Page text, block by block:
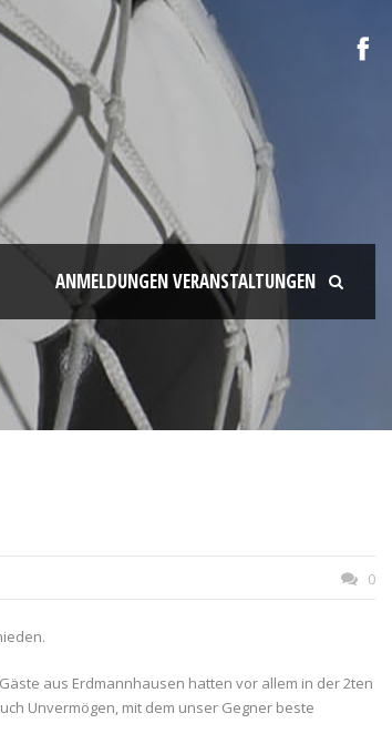
ANMELDUNGEN VERANSTALTUNGEN
0
aus Erdmannhausen hatten vor allem in der 2ten
Unvermögen, mit dem unser Gegner beste